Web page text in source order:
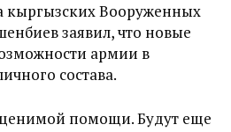
кыргызских Вооруженных
заявил, что новые
армии в
состава.
помощи. Будут еще